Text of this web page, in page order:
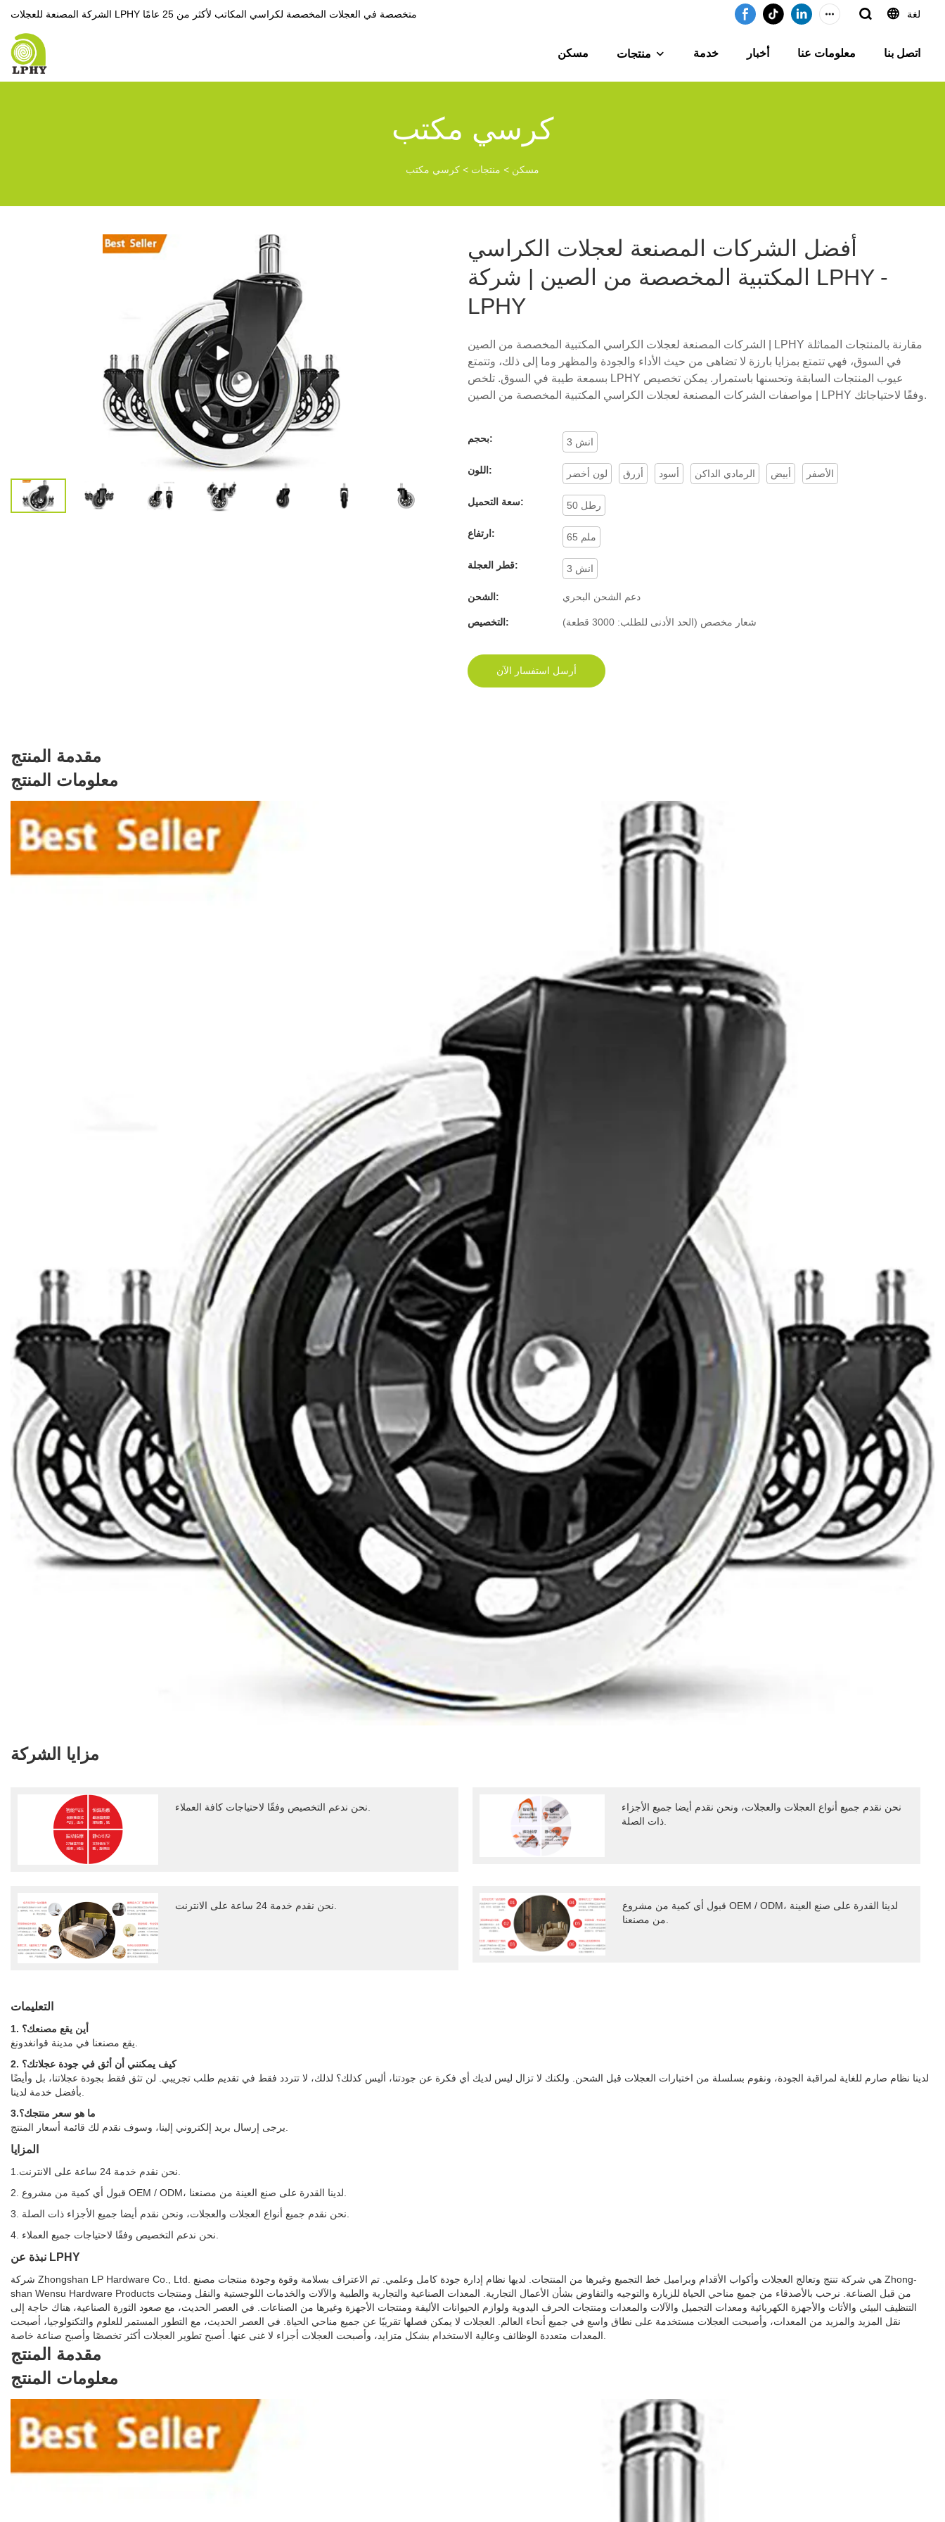
الشركة المصنعة للعجلات LPHY متخصصة في العجلات المخصصة لكراسي المكاتب لأكثر من 25 عامًا لغة
مسكن منتجات خدمة أخبار معلومات عنا اتصل بنا
كرسي مكتب
مسكن > منتجات > كرسي مكتب
أفضل الشركات المصنعة لعجلات الكراسي
المكتبية المخصصة من الصين | شركة LPHY -
LPHY
الشركات المصنعة لعجلات الكراسي المكتبية المخصصة من الصين | LPHY مقارنة بالمنتجات المماثلة
في السوق، فهي تتمتع بمزايا بارزة لا تضاهى من حيث الأداء والجودة والمظهر وما إلى ذلك، وتتمتع
بسمعة طيبة في السوق. تلخص LPHY عيوب المنتجات السابقة وتحسنها باستمرار. يمكن تخصيص
مواصفات الشركات المصنعة لعجلات الكراسي المكتبية المخصصة من الصين | LPHY وفقًا لاحتياجاتك.
بحجم: 3 انش
اللون: لون أخضر أزرق أسود الرمادي الداكن أبيض الأصفر
سعة التحميل: 50 رطل
ارتفاع: 65 ملم
قطر العجلة: 3 انش
الشحن: دعم الشحن البحري
التخصيص: شعار مخصص (الحد الأدنى للطلب: 3000 قطعة)
أرسل استفسار الآن
مقدمة المنتج
معلومات المنتج
مزايا الشركة
نحن نقدم جميع أنواع العجلات والعجلات، ونحن نقدم أيضا جميع الأجزاء
قبول أي كمية من مشروع OEM / ODM، لدينا القدرة على صنع العينة
التعليمات
1. أين يقع مصنعك؟
2. كيف يمكنني أن أثق في جودة عجلاتك؟
لدينا نظام صارم للغاية لمراقبة الجودة، ونقوم بسلسلة من اختبارات العجلات قبل الشحن. ولكنك لا تزال ليس لديك أي فكرة عن جودتنا، أليس كذلك؟ لذلك، لا تتردد فقط في تقديم طلب تجريبي. لن تثق فقط بجودة عجلاتنا، بل وأيضًا
3.ما هو سعر منتجك؟
المزايا
نبذة عن LPHY
شركة Zhongshan LP Hardware Co., Ltd. هي شركة تنتج وتعالج العجلات وأكواب الأقدام وبراميل خط التجميع وغيرها من المنتجات. لديها نظام إدارة جودة كامل وعلمي. تم الاعتراف بسلامة وقوة وجودة منتجات مصنع Zhong-
shan Wensu Hardware Products من قبل الصناعة. نرحب بالأصدقاء من جميع مناحي الحياة للزيارة والتوجيه والتفاوض بشأن الأعمال التجارية. المعدات الصناعية والتجارية والطبية والآلات والخدمات اللوجستية والنقل ومنتجات
التنظيف البيئي والأثاث والأجهزة الكهربائية ومعدات التجميل والآلات والمعدات ومنتجات الحرف اليدوية ولوازم الحيوانات الأليفة ومنتجات الأجهزة وغيرها من الصناعات. في العصر الحديث، مع صعود الثورة الصناعية، هناك حاجة إلى
نقل المزيد والمزيد من المعدات، وأصبحت العجلات مستخدمة على نطاق واسع في جميع أنحاء العالم. العجلات لا يمكن فصلها تقريبًا عن جميع مناحي الحياة. في العصر الحديث، مع التطور المستمر للعلوم والتكنولوجيا، أصبحت
مقدمة المنتج
معلومات المنتج